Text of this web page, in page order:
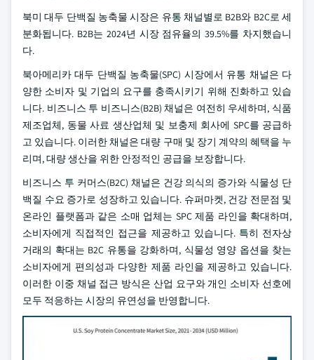
북미 대두 단백질 농축물 시장은 유통 채널별로 B2B와 B2C로 세
분화됩니다. B2B는 2024년 시장 점유율의 39.5%를 차지했습니
다.
북아메리카 대두 단백질 농축물(SPC) 시장에서 유통 채널은 다
양한 소비자 및 기업의 요구를 충족시키기 위해 진화하고 있습
니다. 비즈니스 투 비즈니스(B2B) 채널은 여전히 우세하며, 식품
제조업체, 동물 사료 생산업체 및 보충제 회사에 SPC를 공급하
고 있습니다. 이러한 채널은 대량 구매 및 장기 계약의 혜택을 누
리며, 대량 생산을 위한 안정적인 공급을 보장합니다.
비즈니스 투 커머스(B2C) 채널은 건강 의식의 증가와 식물성 단
백질 수요 증가로 성장하고 있습니다. 슈퍼마켓, 건강 전문점 및
온라인 플랫폼과 같은 소매 업체는 SPC 제품 라인을 확대하며,
소비자에게 직접적인 접근을 제공하고 있습니다. 특히 전자상
거래의 확대는 B2C 유통을 강화하며, 식물성 영양 옵션을 찾는
소비자에게 편의성과 다양한 제품 라인을 제공하고 있습니다.
이러한 이중 채널 접근 방식은 산업 요구와 개인 소비자 선호에
모두 적응하는 시장의 유연성을 반영합니다.